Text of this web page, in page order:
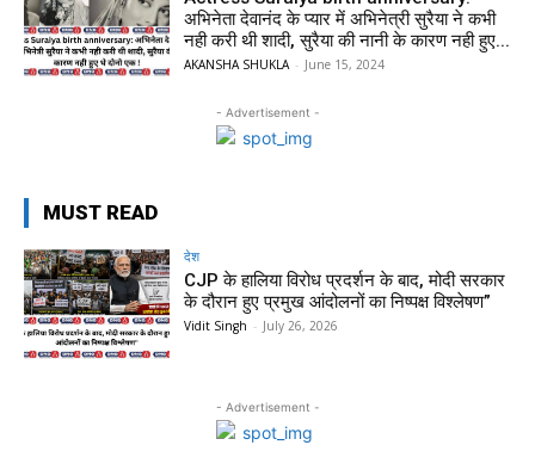
अभिनेता देवानंद के प्यार में अभिनेत्री सुरैया ने कभी
नही करी थी शादी, सुरैया की नानी के कारण नही हुए...
AKANSHA SHUKLA - June 15, 2024
- Advertisement -
MUST READ
देश
CJP के हालिया विरोध प्रदर्शन के बाद, मोदी सरकार
के दौरान हुए प्रमुख आंदोलनों का निष्पक्ष विश्लेषण”
Vidit Singh - July 26, 2026
- Advertisement -